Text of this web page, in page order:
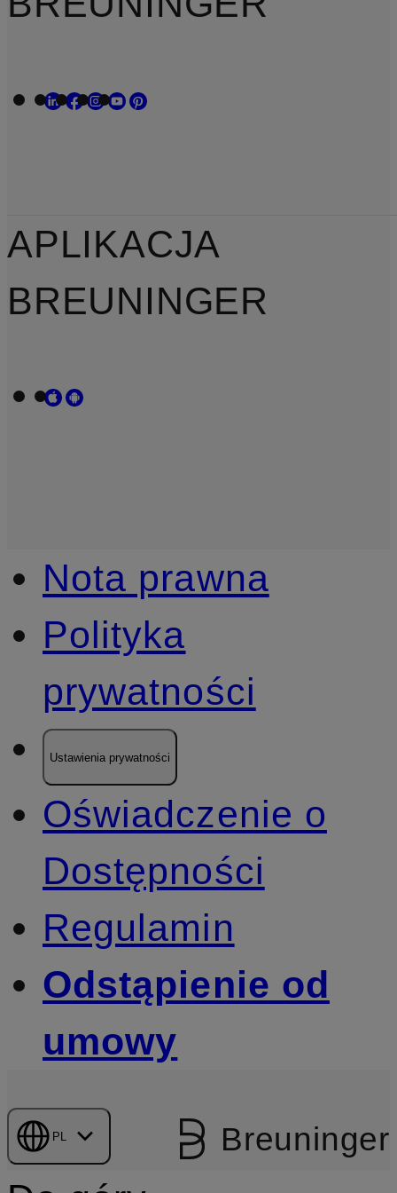
APLIKACJA
BREUNINGER
Nota prawna
Polityka
prywatności
Ustawienia prywatności
Oświadczenie o
Dostępności
Regulamin
Odstąpienie od
umowy
PL Breuninger